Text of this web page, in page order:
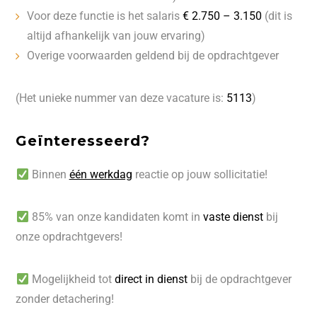
Voor deze functie is het salaris€ 2.750 – 3.150 (dit is
altijd afhankelijk van jouw ervaring)
Overige voorwaarden geldend bij de opdrachtgever
(Het unieke nummer van deze vacature is: 5113)
Geïnteresseerd?
Binnen één werkdag reactie op jouw sollicitatie!
85% van onze kandidaten komt in vaste dienstbij
onze opdrachtgevers!
Mogelijkheid tot direct in dienst bij de opdrachtgever
zonder detachering!